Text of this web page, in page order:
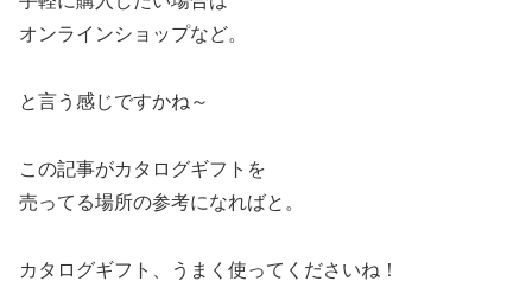
オンラインショップなど。
と言う感じですかね～
この記事がカタログギフトを
売ってる場所の参考になればと。
カタログギフト、うまく使ってくださいね！